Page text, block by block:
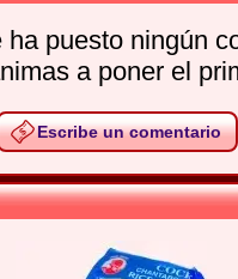
ha puesto ningún
a poner el
Escribe un comentario